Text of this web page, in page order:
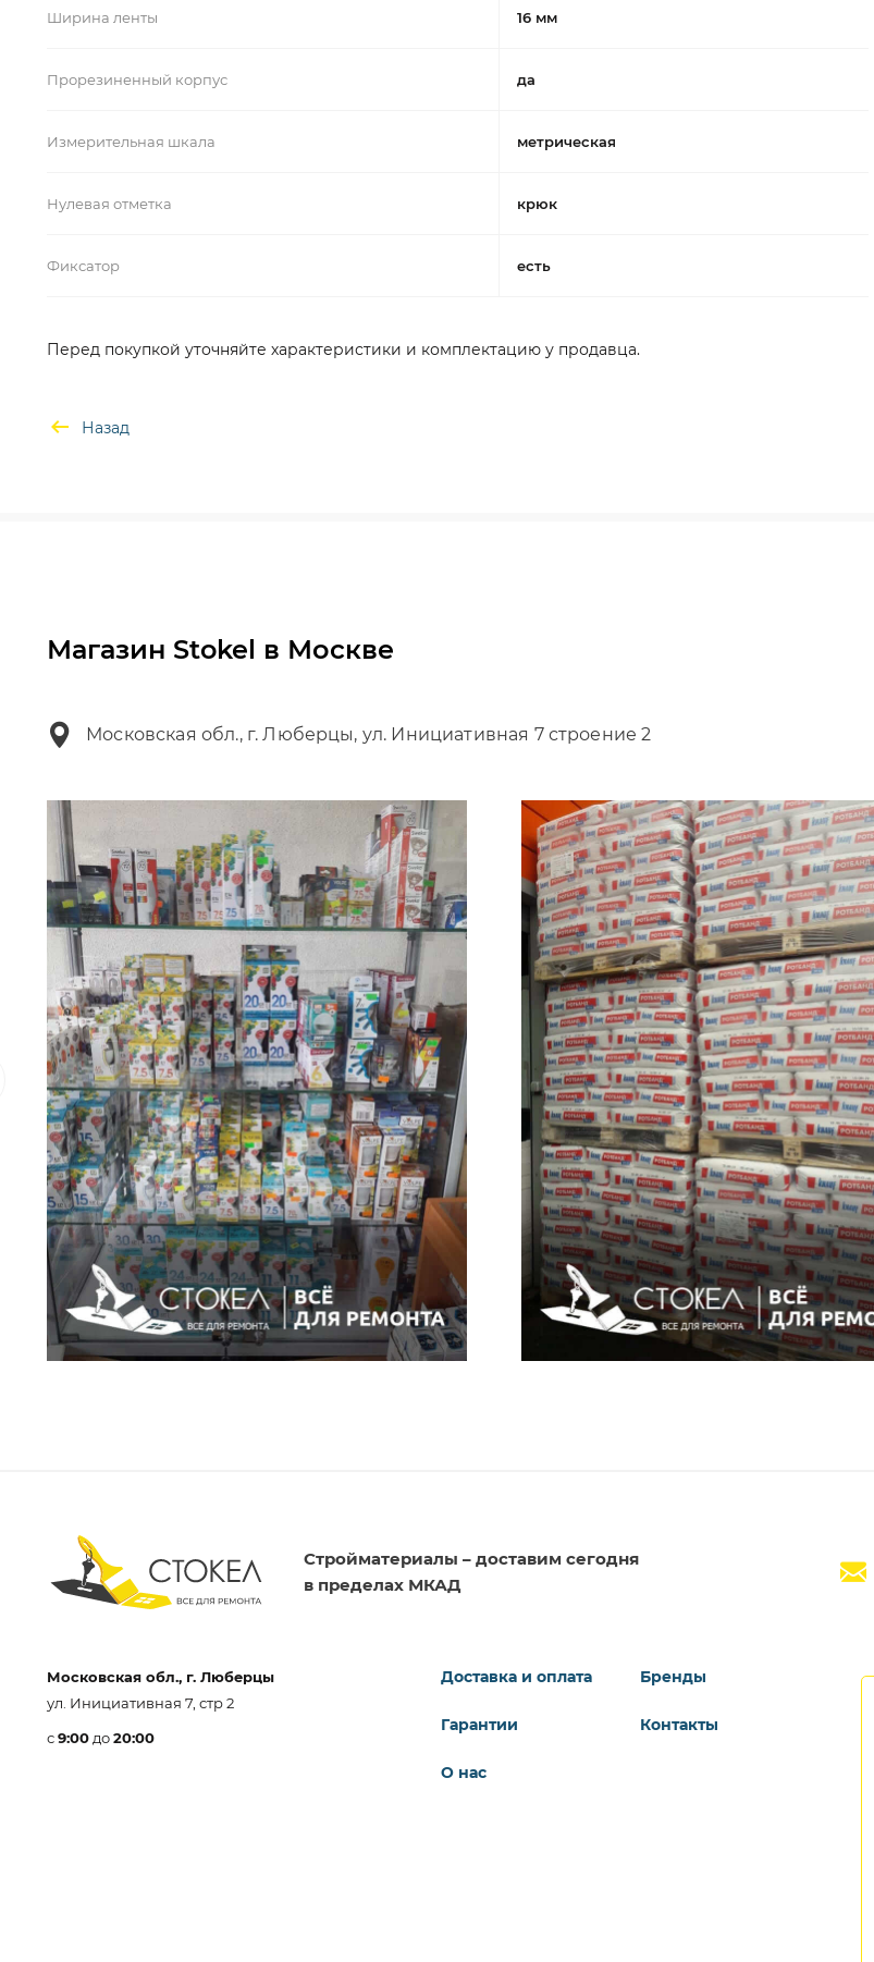
Ширина ленты 16 мм
Прорезиненный корпус да
Измерительная шкала метрическая
Нулевая отметка крюк
Фиксатор есть
Перед покупкой уточняйте характеристики и комплектацию у продавца.
Назад
Магазин Stokel в Москве
Московская обл., г. Люберцы, ул. Инициативная 7 строение 2
Стройматериалы – доставим сегодня
в пределах МКАД
Московская обл., г. Люберцы
ул. Инициативная 7, стр 2
с9:00 до20:00
Доставка и оплата
Гарантии
О нас
Бренды
Контакты